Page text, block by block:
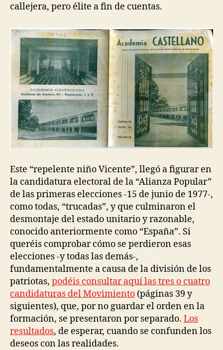
callejera, pero élite a fin de cuentas.
Este “repelente niño Vicente”, llegó a figurar en
la candidatura electoral de la “Alianza Popular”
de las primeras elecciones -15 de junio de 1977-,
como todas, “trucadas”, y que culminaron el
desmontaje del estado unitario y razonable,
conocido anteriormente como “España”. Si
queréis comprobar cómo se perdieron esas
elecciones -y todas las demás-,
fundamentalmente a causa de la división de los
patriotas, podéis consultar aquí las tres o cuatro
candidaturas del Movimiento (páginas 39 y
siguientes), que, por no guardar el orden en la
formación, se presentaron por separado. Los
resultados, de esperar, cuando se confunden los
deseos con las realidades.